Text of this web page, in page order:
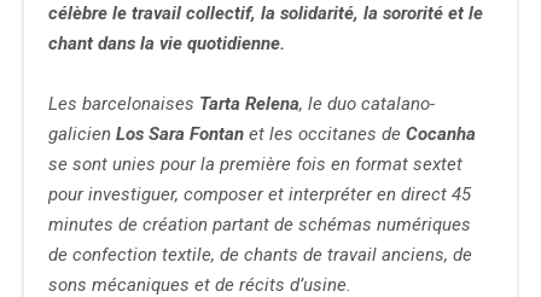
célèbre le travail collectif, la solidarité, la sororité et le
chant dans la vie quotidienne.
Les barcelonaises Tarta Relena, le duo catalano-
galicien Los Sara Fontan et les occitanes de Cocanha
se sont unies pour la première fois en format sextet
pour investiguer, composer et interpréter en direct 45
minutes de création partant de schémas numériques
de confection textile, de chants de travail anciens, de
sons mécaniques et de récits d’usine.